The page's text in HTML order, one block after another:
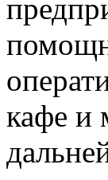
кафе и